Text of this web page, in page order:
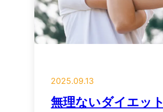
2025.09.13
無理ないダイエット